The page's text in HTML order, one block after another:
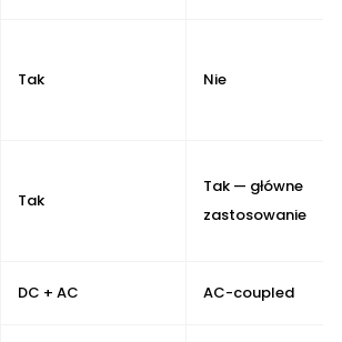
Tak Nie
Tak
Tak — główne
zastosowanie
DC + AC AC-coupled